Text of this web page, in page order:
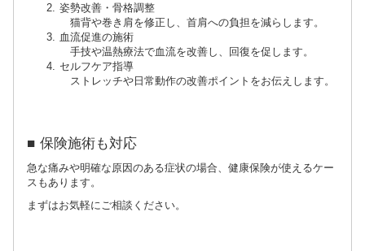
姿勢改善・骨格調整
猫背や巻き肩を修正し、首肩への負担を減らします。
血流促進の施術
手技や温熱療法で血流を改善し、回復を促します。
セルフケア指導
ストレッチや日常動作の改善ポイントをお伝えします。
■ 保険施術も対応
急な痛みや明確な原因のある症状の場合、健康保険が使えるケー
スもあります。
まずはお気軽にご相談ください。